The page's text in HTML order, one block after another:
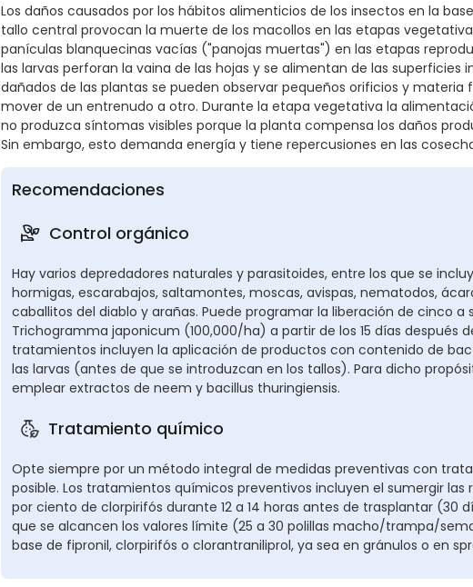
Los daños causados por los hábitos alimenticios de los insectos en la
tallo central provocan la muerte de los macollos en las etapas
panículas blanquecinas vacías ("panojas muertas") en las etapas
las larvas perforan la vaina de las hojas y se alimentan de las superficies
dañados de las plantas se pueden observar pequeños orificios y materia
mover de un entrenudo a otro. Durante la etapa vegetativa la
no produzca síntomas visibles porque la planta compensa los daños
Sin embargo, esto demanda energía y tiene repercusiones en las
Recomendaciones
Control orgánico
Hay varios depredadores naturales y parasitoides, entre los que se
hormigas, escarabajos, saltamontes, moscas, avispas, nematodos,
caballitos del diablo y arañas. Puede programar la liberación de cinco a
Trichogramma japonicum (100,000/ha) a partir de los 15 días después
tratamientos incluyen la aplicación de productos con contenido de
las larvas (antes de que se introduzcan en los tallos). Para dicho
emplear extractos de neem y bacillus thuringiensis.
Tratamiento químico
Opte siempre por un método integral de medidas preventivas con
posible. Los tratamientos químicos preventivos incluyen el sumergir las
por ciento de clorpirifós durante 12 a 14 horas antes de trasplantar (30
que se alcancen los valores límite (25 a 30 polillas macho/trampa/
base de fipronil, clorpirifós o clorantraniliprol, ya sea en gránulos o en